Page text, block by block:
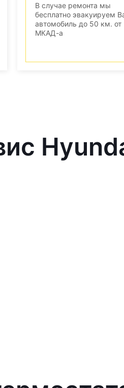
В случае ремонта мы
бесплатно эвакуируем
автомобиль до 50 км. от
МКАД-а